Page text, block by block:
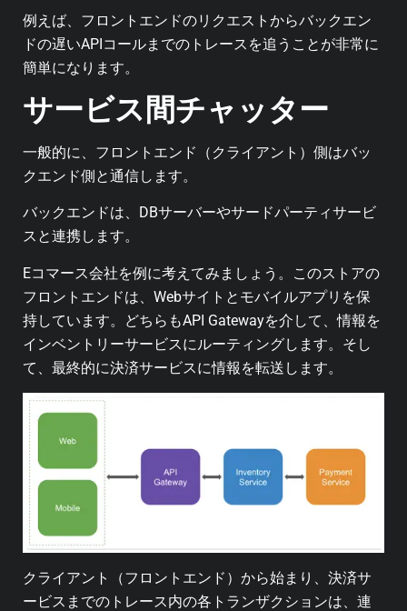
例えば、フロントエンドのリクエストからバックエン
ドの遅いAPIコールまでのトレースを追うことが非常に
簡単になります。
サービス間チャッター
一般的に、フロントエンド（クライアント）側はバッ
クエンド側と通信します。
バックエンドは、DBサーバーやサードパーティサービ
スと連携します。
Eコマース会社を例に考えてみましょう。このストアの
フロントエンドは、Webサイトとモバイルアプリを保
持しています。どちらもAPI Gatewayを介して、情報を
インベントリーサービスにルーティングします。そし
て、最終的に決済サービスに情報を転送します。
クライアント（フロントエンド）から始まり、決済サ
ービスまでのトレース内の各トランザクションは、連